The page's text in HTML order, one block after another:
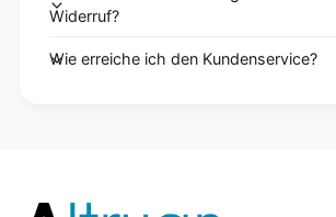
Widerruf?
Wie erreiche ich den Kundenservice?